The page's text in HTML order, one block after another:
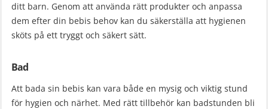
ditt barn. Genom att använda rätt produkter och anpassa
dem efter din bebis behov kan du säkerställa att hygienen
sköts på ett tryggt och säkert sätt.
Bad
Att bada sin bebis kan vara både en mysig och viktig stund
för hygien och närhet. Med rätt tillbehör kan badstunden bli